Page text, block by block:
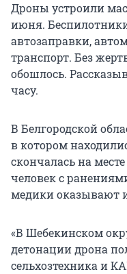
Дроны устроили
июня.
автозаправки,
транспорт. Без
обошлось.
часу.
В Белгородской
в котором
скончалась на
человек с
медики оказывают
«В Шебекинском
детонации дрона
сельхозтехника и